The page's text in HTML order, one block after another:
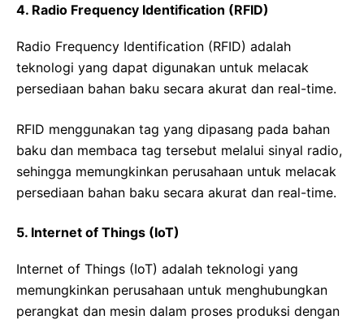
4. Radio Frequency Identification (RFID)
Radio Frequency Identification (RFID) adalah
teknologi yang dapat digunakan untuk melacak
persediaan bahan baku secara akurat dan real-time.
RFID menggunakan tag yang dipasang pada bahan
baku dan membaca tag tersebut melalui sinyal radio,
sehingga memungkinkan perusahaan untuk melacak
persediaan bahan baku secara akurat dan real-time.
5. Internet of Things (IoT)
Internet of Things (IoT) adalah teknologi yang
memungkinkan perusahaan untuk menghubungkan
perangkat dan mesin dalam proses produksi dengan